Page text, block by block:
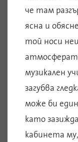
че там
ясна и
той носи
музикален
загубва
може би
като
кабинета